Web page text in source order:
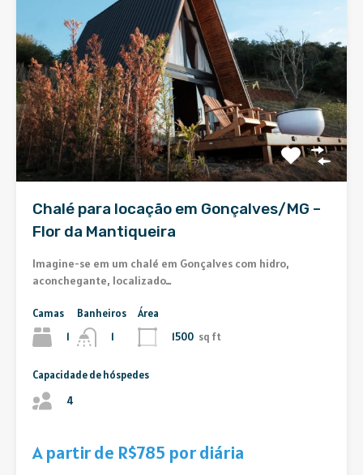
Chalé para locação em Gonçalves/MG –
Flor da Mantiqueira
Imagine-se em um chalé em Gonçalves com hidro,
aconchegante, localizado…
Camas
1
Banheiros
1
Área
1500 sq ft
Capacidade de hóspedes
4
A partir de R$785 por diária